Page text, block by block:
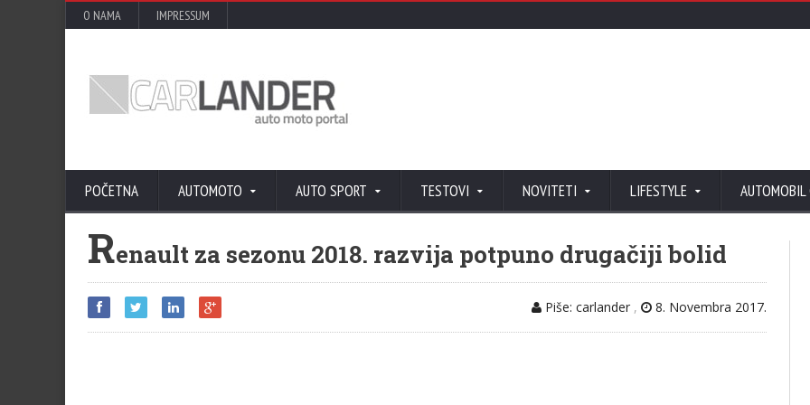
O NAMA IMPRESSUM
POČETNA AUTOMOTO AUTO SPORT TESTOVI NOVITETI LIFESTYLE AUTOMOBIL
Renault za sezonu 2018. razvija potpuno drugačiji bolid
Piše: carlander , 8. Novembra 2017.